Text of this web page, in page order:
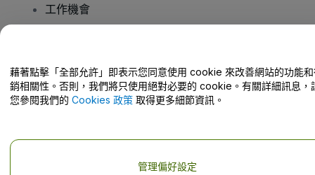
工作機會
幫助中心 / 聯絡我們
藉著點擊「全部允許」即表示您同意使用 cookie 來改善網站的功能
銷相關性。否則，我們將只使用絕對必要的 cookie。有關詳細訊息，
您參閱我們的 Cookies 政策 取得更多細節資訊。
管理偏好設定